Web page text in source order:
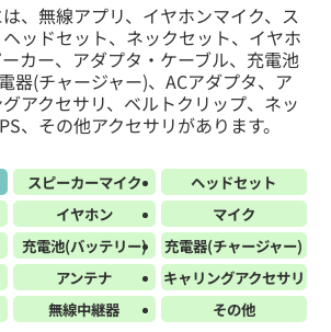
、無線アプリ、イヤホンマイク、ス
ッドセット、ネックセット、イヤホ
カー、アダプタ・ケーブル、充電池
器(チャージャー)、ACアダプタ、ア
アクセサリ、ベルトクリップ、ネッ
、その他アクセサリがあります。
スピーカーマイク
ヘッドセット
イヤホン
マイク
充電池(バッテリー)
充電器(チャージャー)
アンテナ
キャリングアクセサリ
無線中継器 その他